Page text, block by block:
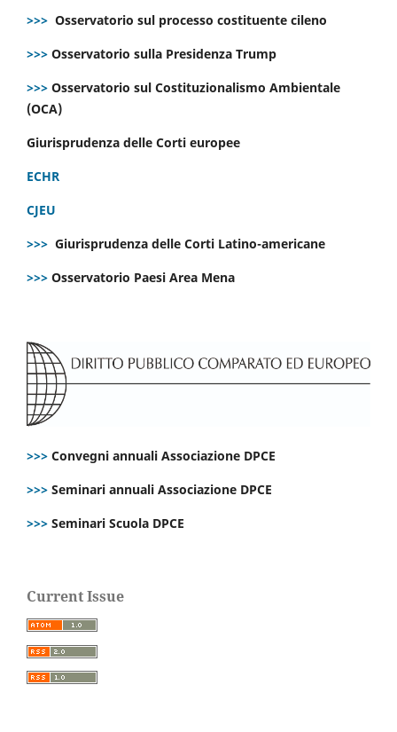
>>> Osservatorio sul processo costituente cileno
>>> Osservatorio sulla Presidenza Trump
>>> Osservatorio sul Costituzionalismo Ambientale
(OCA)
Giurisprudenza delle Corti europee
ECHR
CJEU
>>> Giurisprudenza delle Corti Latino-americane
>>> Osservatorio Paesi Area Mena
>>> Convegni annuali Associazione DPCE
>>> Seminari annuali Associazione DPCE
>>> Seminari Scuola DPCE
Current Issue